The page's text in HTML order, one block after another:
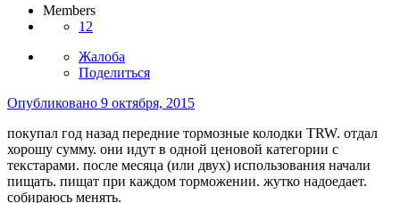
Members
12
Жалоба
Поделиться
Опубликовано 9 октября, 2015
покупал год назад передние тормозные колодки TRW. отдал
хорошу сумму. они идут в одной ценовой категории с
текстарами. после месяца (или двух) использования начали
пищать. пищат при каждом торможении. жутко надоедает.
собираюсь менять.